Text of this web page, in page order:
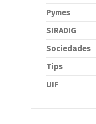
Pymes
SIRADIG
Sociedades
Tips
UIF